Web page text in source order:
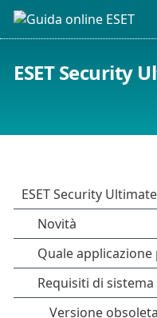
ESET Security